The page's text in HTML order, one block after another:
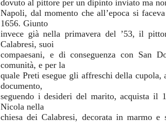
dovuto al pittore per un dipinto inviato ma
Napoli, dal momento che all’epoca si
1656. Giunto
invece già nella primavera del ’53, il
Calabresi, suoi
compaesani, e di conseguenza con San
comunità, e per la
quale Preti esegue gli affreschi della
documento,
seguendo i desideri del marito, acquista il
Nicola nella
chiesa dei Calabresi, decorata in marmo